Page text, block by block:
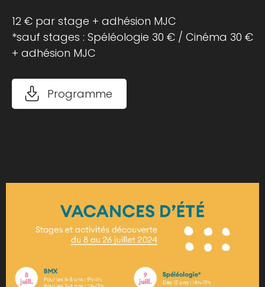
12 € par stage + adhésion MJC
*sauf stages : Spéléologie 30 € / Cinéma 30 €
+ adhésion MJC
Programme